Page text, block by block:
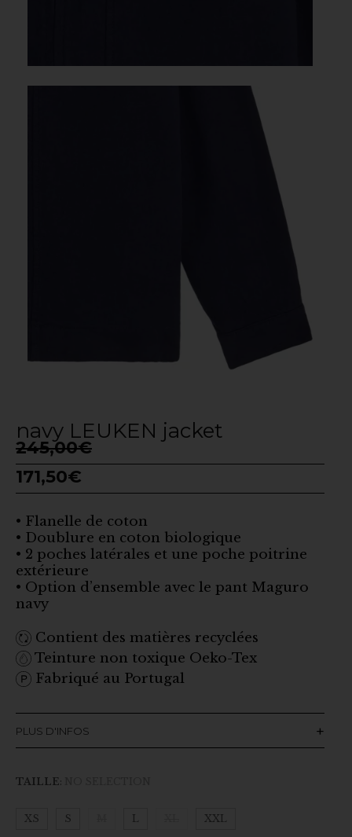
navy LEUKEN jacket
245,00€
171,50€
• Flanelle de coton
• Doublure en coton biologique
• 2 poches latérales et une poche poitrine
extérieure
• Option d’ensemble avec le pant Maguro
navy
Contient des matières recyclées
Teinture non toxique Oeko-Tex
Fabriqué au Portugal
PLUS D'INFOS
TAILLE:
XS S L XXL